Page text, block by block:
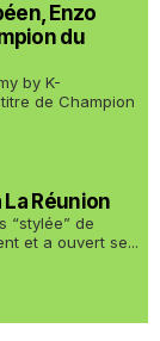
Enzo
du
by K-
de Champion
Réunion
“stylée” de
et a ouvert se...